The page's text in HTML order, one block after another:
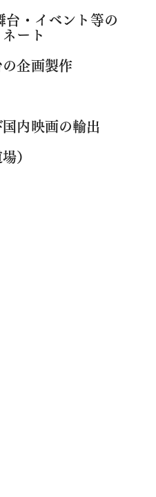
ベント等の
ト
画製作
画の輸出
）